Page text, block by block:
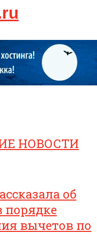
НОВОСТИ
об
порядке
вычетов по